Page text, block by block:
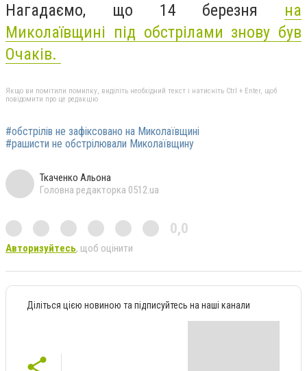
Нагадаємо, що 14 березня на
Миколаївщині під обстрілами знову був
Очаків.
Якщо ви помітили помилку, виділіть необхідний текст і натисніть Ctrl + Enter, щоб
повідомити про це редакцію
#обстрілів не зафіксовано на Миколаївщині
#рашисти не обстрілювали Миколаївщину
Ткаченко Альона
Головна редакторка 0512.ua
0,0
Авторизуйтесь, щоб оцінити
Діліться цією новиною та підписуйтесь на наші канали